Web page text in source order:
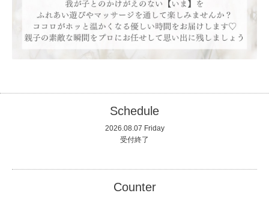
Schedule
2026.08.07 Friday
受付終了
Counter